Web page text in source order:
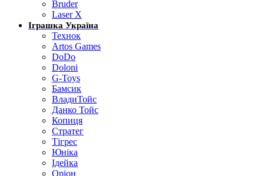
Bruder
Laser X
Іграшка Україна
Технок
Artos Games
DoDo
Doloni
G-Toys
Бамсик
ВладиТойс
Данко Тойс
Копиця
Стратег
Тігрес
Юніка
Ідейка
Оріон